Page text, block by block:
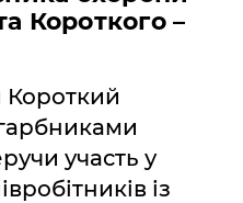
Короткого –
Короткий
участь у
із